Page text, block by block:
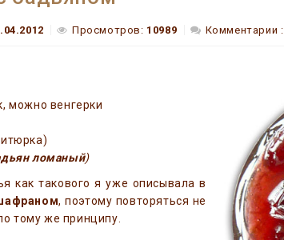
Просмотров: 10989 Комментарии :
можно венгерки
ломаный)
как такового я уже описывала в
, поэтому повторяться не
тому же принципу.